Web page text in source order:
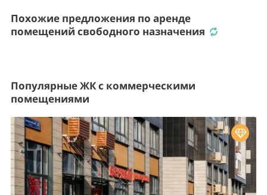
Похожие предложения по аренде
помещений свободного назначения
Популярные ЖК с коммерческими
помещениями